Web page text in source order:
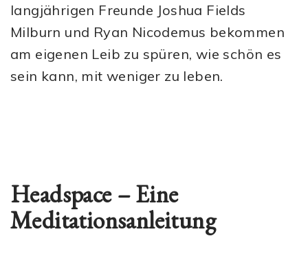
langjährigen Freunde Joshua Fields
Milburn und Ryan Nicodemus bekommen
am eigenen Leib zu spüren, wie schön es
sein kann, mit weniger zu leben.
Headspace – Eine
Meditationsanleitung